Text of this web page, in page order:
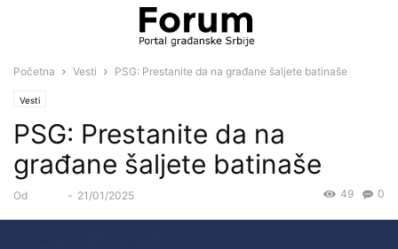
Početna Vesti PSG: Prestanite da na građane šaljete batinaše
Vesti
PSG: Prestanite da na
građane šaljete batinaše
Od - 21/01/2025 0
49